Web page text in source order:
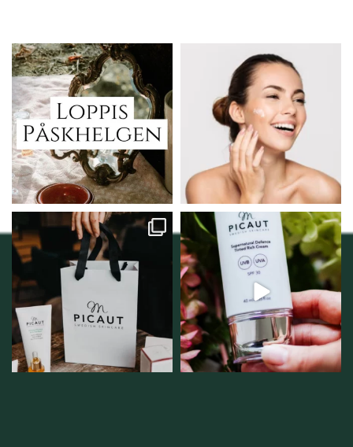
Vi skall ha loppis!
I Vellnez anda;...
6 0
Behandlingserbjudande
februari-mars!
Vi...
0
Vellnez – din
samlingsplats för
personlig handel i
12 0
Njut av solens härliga
strålar men skydda dig...
12 1